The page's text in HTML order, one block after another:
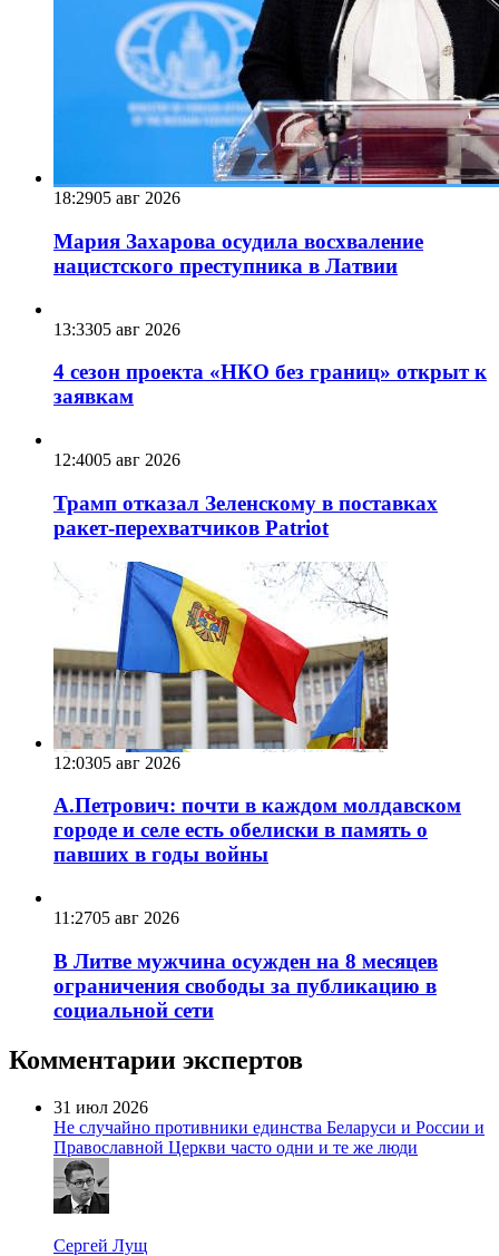
18:2905 авг 2026
Мария Захарова осудила восхваление
нацистского преступника в Латвии
13:3305 авг 2026
4 сезон проекта «НКО без границ» открыт к
заявкам
12:4005 авг 2026
Трамп отказал Зеленскому в поставках
ракет-перехватчиков Patriot
12:0305 авг 2026
А.Петрович: почти в каждом молдавском
городе и селе есть обелиски в память о
павших в годы войны
11:2705 авг 2026
В Литве мужчина осужден на 8 месяцев
ограничения свободы за публикацию в
социальной сети
Комментарии экспертов
31 июл 2026
Не случайно противники единства Беларуси и России и
Православной Церкви часто одни и те же люди
Сергей Лущ